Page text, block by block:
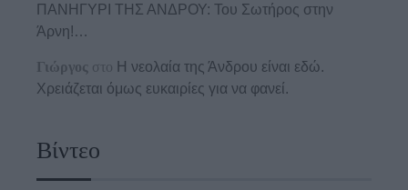
ΠΑΝΗΓΥΡΙ ΤΗΣ ΑΝΔΡΟΥ: Του Σωτήρος στην
Άρνη!…
Γιώργος στο Η νεολαία της Άνδρου είναι εδώ.
Χρειάζεται όμως ευκαιρίες για να φανεί.
Βίντεο